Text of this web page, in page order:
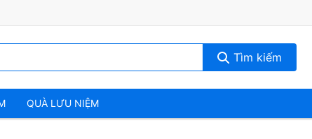
Tìm kiếm
QUÀ LƯU NIỆM